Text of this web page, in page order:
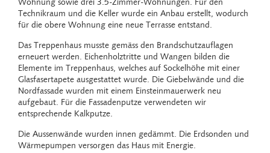
Wohnung sowie drei 3.5-Zimmer-Wohnungen. Für den
Technikraum und die Keller wurde ein Anbau erstellt, wodurch
für die obere Wohnung eine neue Terrasse entstand.
Das Treppenhaus musste gemäss den Brandschutzauflagen
erneuert werden. Eichenholztritte und Wangen bilden die
Elemente im Treppenhaus, welches auf Sockelhöhe mit einer
Glasfasertapete ausgestattet wurde. Die Giebelwände und die
Nordfassade wurden mit einem Einsteinmauerwerk neu
aufgebaut. Für die Fassadenputze verwendeten wir
entsprechende Kalkputze.
Die Aussenwände wurden innen gedämmt. Die Erdsonden und
Wärmepumpen versorgen das Haus mit Energie.